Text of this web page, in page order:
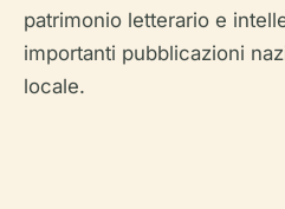
patrimonio letterario e
importanti pubblicazioni
locale.